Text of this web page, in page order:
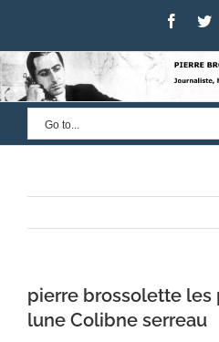
Go to...
pierre brossolette les
lune Colibne serreau